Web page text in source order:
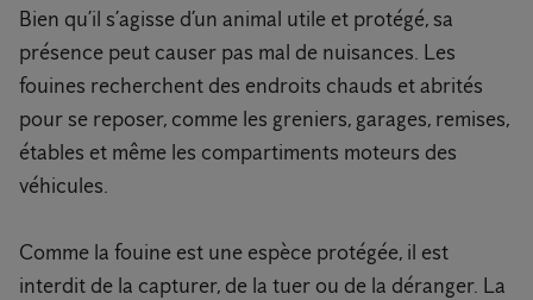
Bien qu’il s’agisse d’un animal utile et protégé, sa
présence peut causer pas mal de nuisances. Les
fouines recherchent des endroits chauds et abrités
pour se reposer, comme les greniers, garages, remises,
étables et même les compartiments moteurs des
véhicules.
Comme la fouine est une espèce protégée, il est
interdit de la capturer, de la tuer ou de la déranger. La